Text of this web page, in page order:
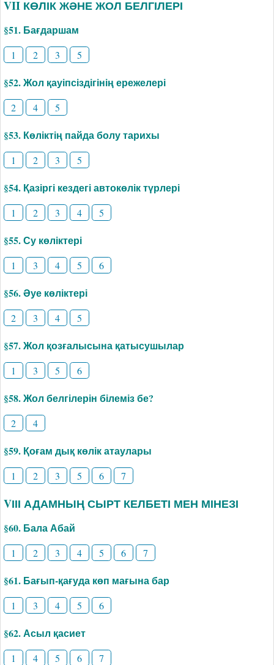
VII КӨЛІК ЖӘНЕ ЖОЛ БЕЛГІЛЕРІ
§51. Бағдаршам
1 2 3 5
§52. Жол қауіпсіздігінің ережелері
2 4 5
§53. Көліктің пайда болу тарихы
1 2 3 5
§54. Қазіргі кездегі автокөлік түрлері
1 2 3 4 5
§55. Су көліктері
1 3 4 5 6
§56. Әуе көліктері
2 3 4 5
§57. Жол қозғалысына қатысушылар
1 3 5 6
§58. Жол белгілерін білеміз бе?
2 4
§59. Қоғам дық көлік атаулары
1 2 3 5 6 7
VІІІ АДАМНЫҢ СЫРТ КЕЛБЕТІ МЕН МІНЕЗІ
§60. Бала Абай
1 2 3 4 5 6 7
§61. Бағып-қағуда көп мағына бар
1 3 4 5 6
§62. Асыл қасиет
1 4 5 6 7